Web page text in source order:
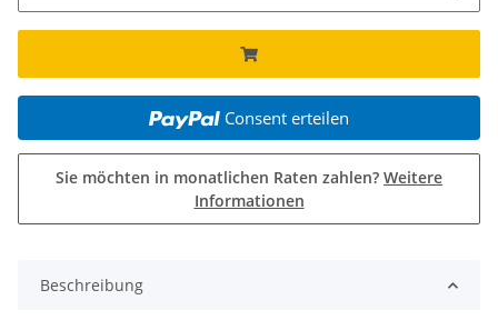
Consent erteilen
Sie möchten in monatlichen Raten zahlen? Weitere
Informationen
Beschreibung